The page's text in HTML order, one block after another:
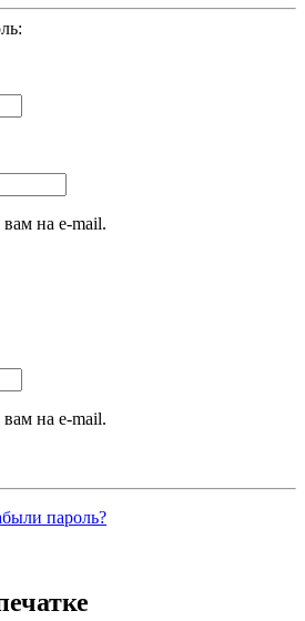
вам на e-mail.
вам на e-mail.
пароль?